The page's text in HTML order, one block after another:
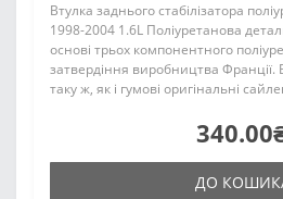
Втулка заднього стабілізатора
1998-2004 1.6L Поліуретанова
основі трьох компонентного
затвердіння виробництва Франції.
таку ж, як і гумові оригінальні
ДО